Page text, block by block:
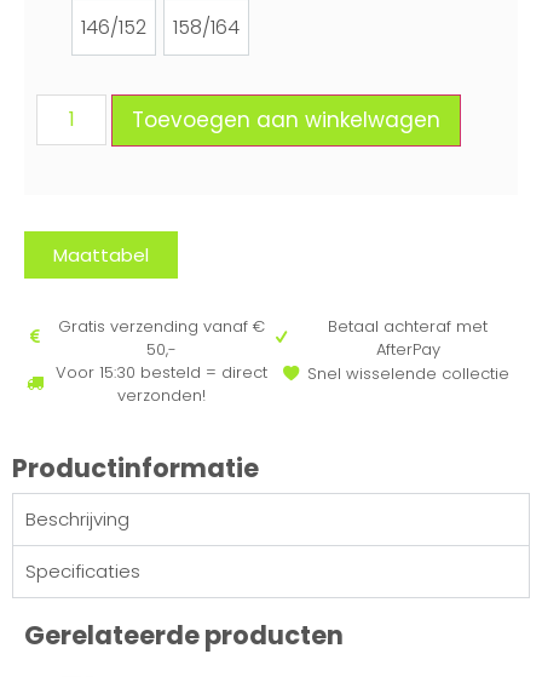
146/152
146/152
158/164
158/164
Toevoegen aan winkelwagen
Maattabel
Gratis verzending vanaf €
50,-
Voor 15:30 besteld = direct
verzonden!
Betaal achteraf met
AfterPay
Snel wisselende collectie
Productinformatie
Beschrijving
Specificaties
Gerelateerde producten